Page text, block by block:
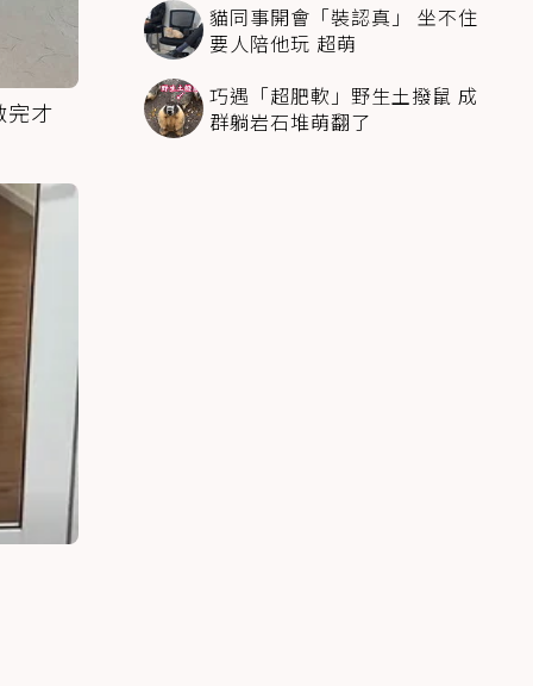
完才
貓同事開會「裝認真」 坐不住
要人陪他玩 超萌
巧遇「超肥軟」野生土撥鼠 成
群躺岩石堆萌翻了